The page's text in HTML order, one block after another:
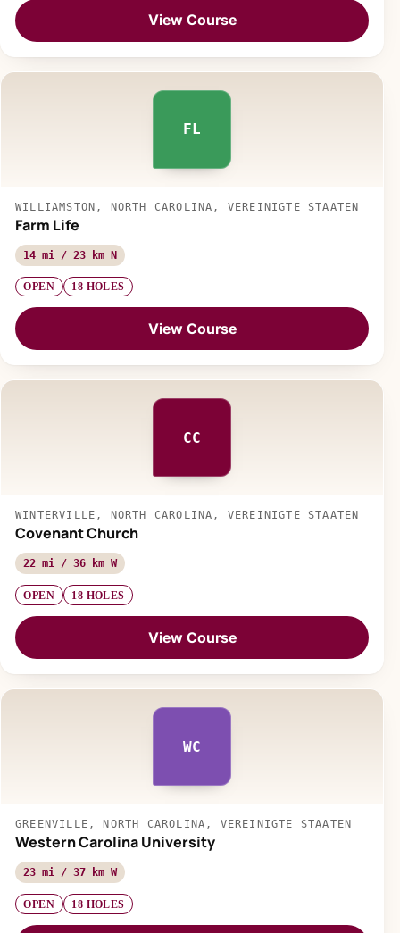
View Course
FL
WILLIAMSTON, NORTH CAROLINA, VEREINIGTE STAATEN
Farm Life
14 mi / 23 km N
OPEN 18 HOLES
View Course
CC
WINTERVILLE, NORTH CAROLINA, VEREINIGTE STAATEN
Covenant Church
22 mi / 36 km W
OPEN 18 HOLES
View Course
WC
GREENVILLE, NORTH CAROLINA, VEREINIGTE STAATEN
Western Carolina University
23 mi / 37 km W
OPEN 18 HOLES